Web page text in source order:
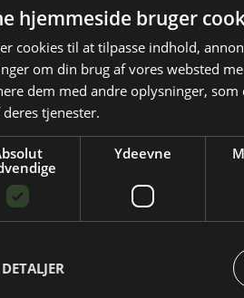
hjemmeside bruger
cookies til at tilpasse indhold,
om din brug af vores websted
dem med andre oplysninger,
tjenester.
Ydeevne